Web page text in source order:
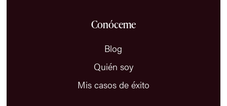
Conóceme
Blog
Quién soy
Mis casos de éxito